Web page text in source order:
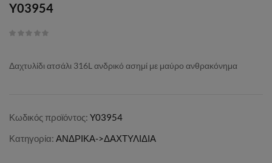
Y03954
Δαχτυλίδι ατσάλι 316L ανδρικό ασημί με μαύρο ανθρακόνημα
Κωδικός προϊόντος: Y03954
Κατηγορία: ΑΝΔΡΙΚΑ->ΔΑΧΤΥΛΙΔΙΑ